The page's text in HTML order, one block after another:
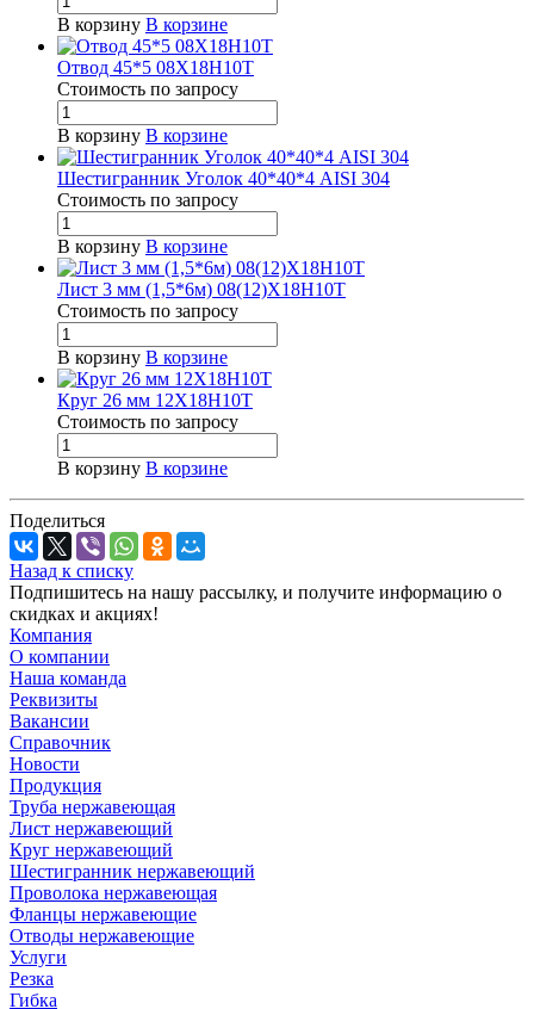
В корзину В корзине
Отвод 45*5 08Х18Н10Т
Стоимость по запросу
В корзину В корзине
Шестигранник Уголок 40*40*4 AISI 304
Стоимость по запросу
В корзину В корзине
Лист 3 мм (1,5*6м) 08(12)Х18Н10Т
Стоимость по запросу
В корзину В корзине
Круг 26 мм 12Х18Н10Т
Стоимость по запросу
В корзину В корзине
Поделиться
Назад к списку
Подпишитесь на нашу рассылку, и получите информацию о
скидках и акциях!
Компания
О компании
Наша команда
Реквизиты
Вакансии
Справочник
Новости
Продукция
Труба нержавеющая
Лист нержавеющий
Круг нержавеющий
Шестигранник нержавеющий
Проволока нержавеющая
Фланцы нержавеющие
Отводы нержавеющие
Услуги
Резка
Гибка